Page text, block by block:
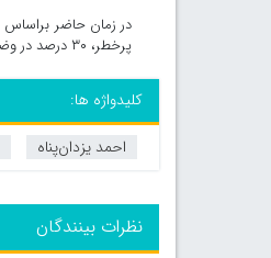
پرخطر، ۳۰ درصد در وضعیت زرد با خطر متوسط و ۲۰ درصد نیز در وضعیت نارنجی پرخطر کرونایی قرار دارند.
کلیدواژه ها:
احمد یزدان‌پناه
نظرات بینندگان